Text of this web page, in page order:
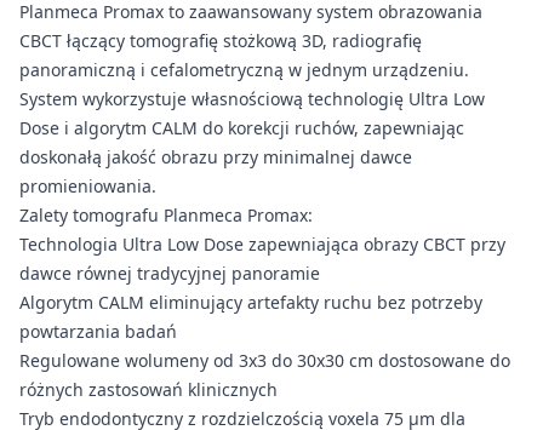
Planmeca Promax to zaawansowany system obrazowania
CBCT łączący tomografię stożkową 3D, radiografię
panoramiczną i cefalometryczną w jednym urządzeniu.
System wykorzystuje własnościową technologię Ultra Low
Dose i algorytm CALM do korekcji ruchów, zapewniając
doskonałą jakość obrazu przy minimalnej dawce
promieniowania.
Zalety tomografu Planmeca Promax:
Technologia Ultra Low Dose zapewniająca obrazy CBCT przy
dawce równej tradycyjnej panoramie
Algorytm CALM eliminujący artefakty ruchu bez potrzeby
powtarzania badań
Regulowane wolumeny od 3x3 do 30x30 cm dostosowane do
różnych zastosowań klinicznych
Tryb endodontyczny z rozdzielczością voxela 75 μm dla